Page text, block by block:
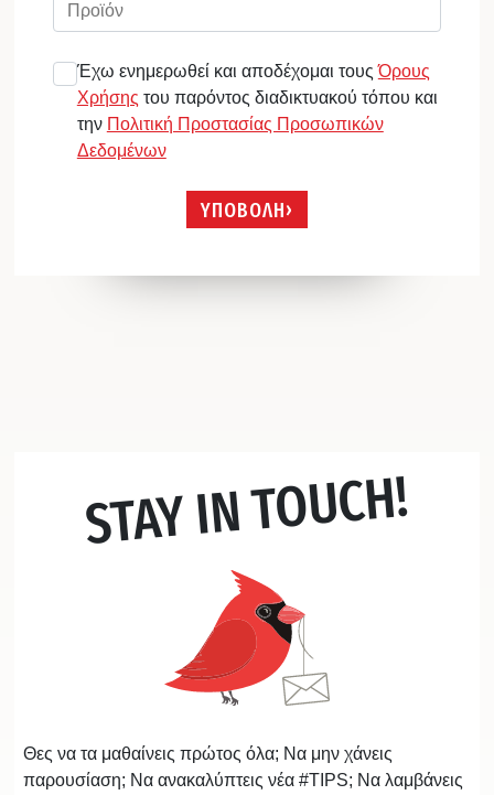
Έχω ενημερωθεί και αποδέχομαι τουςΌρους
Χρήσης του παρόντος διαδικτυακού τόπου και
την Πολιτική Προστασίας Προσωπικών
Δεδομένων
ΥΠΟΒΟΛΗ
STAY IN TOUCH!
Θες να τα μαθαίνεις πρώτος όλα; Να μην χάνεις
παρουσίαση; Να ανακαλύπτεις νέα #TIPS; Να λαμβάνεις